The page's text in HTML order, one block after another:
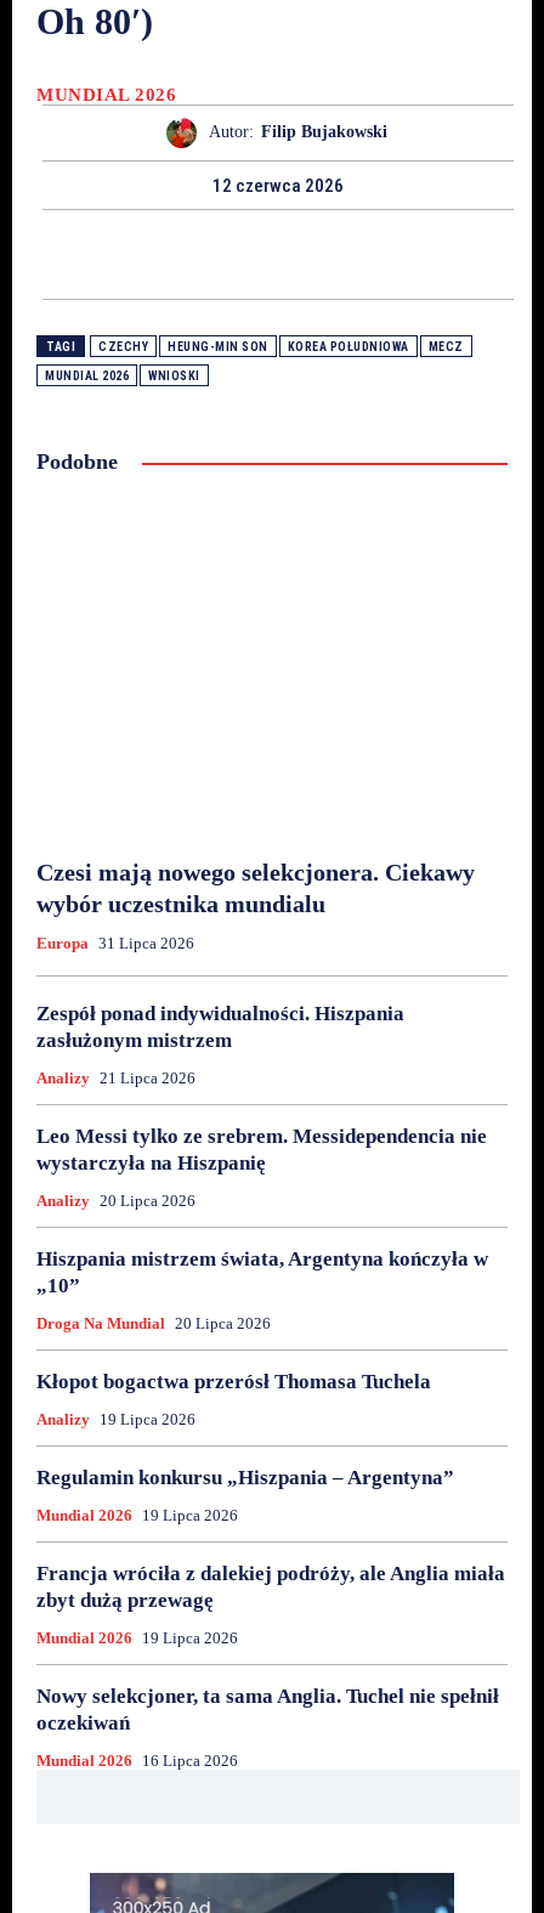
Oh 80′)
MUNDIAL 2026
Autor: Filip Bujakowski
12 czerwca 2026
TAGI CZECHY HEUNG-MIN SON KOREA POŁUDNIOWA MECZ
MUNDIAL 2026 WNIOSKI
Podobne
Czesi mają nowego selekcjonera. Ciekawy
wybór uczestnika mundialu
Europa 31 Lipca 2026
Zespół ponad indywidualności. Hiszpania
zasłużonym mistrzem
Analizy 21 Lipca 2026
Leo Messi tylko ze srebrem. Messidependencia nie
wystarczyła na Hiszpanię
Analizy 20 Lipca 2026
Hiszpania mistrzem świata, Argentyna kończyła w
„10”
Droga Na Mundial 20 Lipca 2026
Kłopot bogactwa przerósł Thomasa Tuchela
Analizy 19 Lipca 2026
Regulamin konkursu „Hiszpania – Argentyna”
Mundial 2026 19 Lipca 2026
Francja wróciła z dalekiej podróży, ale Anglia miała
zbyt dużą przewagę
Mundial 2026 19 Lipca 2026
Nowy selekcjoner, ta sama Anglia. Tuchel nie spełnił
oczekiwań
Mundial 2026 16 Lipca 2026